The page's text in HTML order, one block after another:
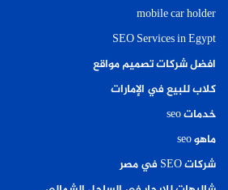
mobile car holder
SEO Services in Egypt
افضل شركات تصميم مواقع
كلاب للبيع في الإمارات
خدمات seo
ماهو seo
شركات SEO في مصر